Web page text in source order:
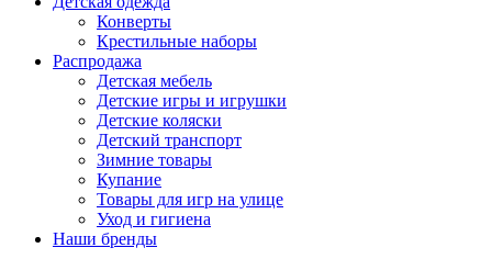
Конверты
Крестильные наборы
Распродажа
Детская мебель
Детские игры и игрушки
Детские коляски
Детский транспорт
Зимние товары
Купание
Товары для игр на улице
Уход и гигиена
Наши бренды